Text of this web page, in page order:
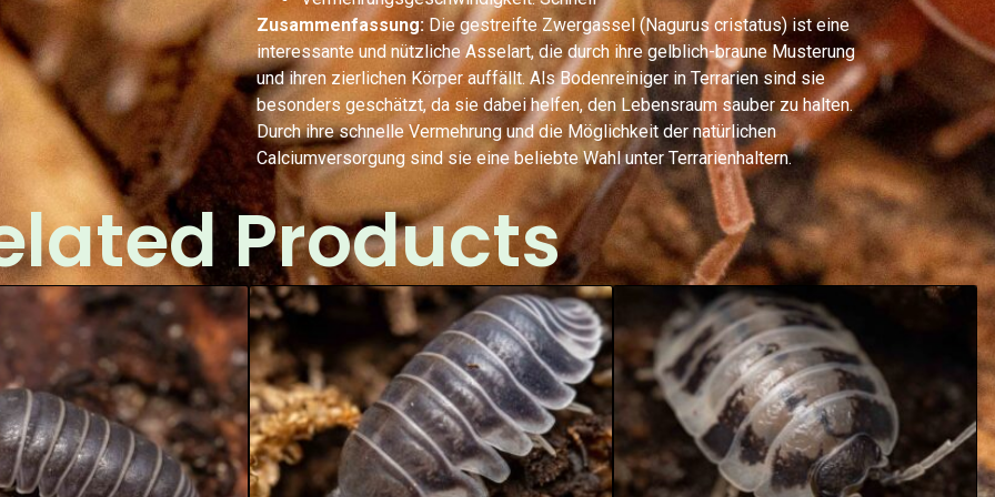
Zusammenfassung:Die gestreifte Zwergassel (Nagurus cristatus) ist eine
interessante und nützliche Asselart, die durch ihre gelblich-braune Musterung
und ihren zierlichen Körper auffällt. Als Bodenreiniger in Terrarien sind sie
besonders geschätzt, da sie dabei helfen, den Lebensraum sauber zu halten.
Durch ihre schnelle Vermehrung und die Möglichkeit der natürlichen
Calciumversorgung sind sie eine beliebte Wahl unter Terrarienhaltern.
Products